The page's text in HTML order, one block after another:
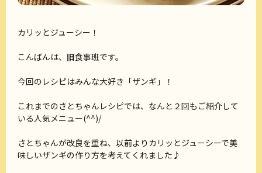
カリッとジューシー！
こんばんは、 旧食事班です。
今回のレシピはみんな大好き「ザンギ」！
これまでのさとちゃんレシピでは、なんと２回もご紹介して
いる人気メニュー(^^)/
さとちゃんが改良を重ね、以前よりカリッとジューシーで美
味しいザンギの作り方を考えてくれました♪